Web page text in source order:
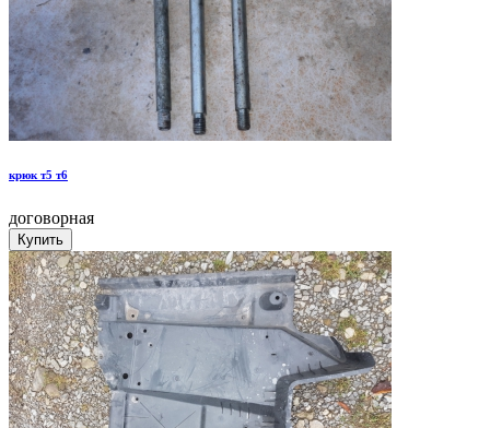
крюк т5 т6
договорная